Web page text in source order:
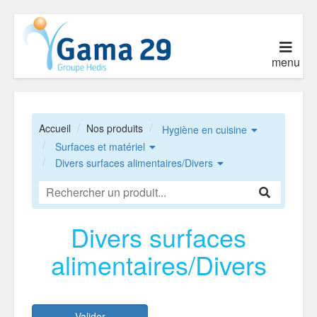
menu
Accueil Nos produits
Hygiène en cuisine
Surfaces et matériel
Divers surfaces alimentaires/Divers
Divers surfaces
alimentaires/Divers